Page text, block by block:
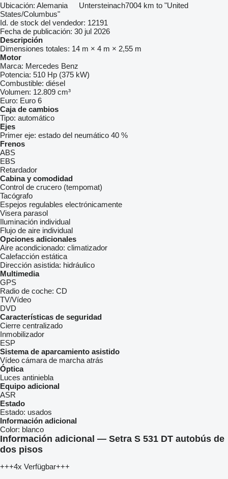
Ubicación: Alemania Untersteinach7004 km to "United
States/Columbus"
Id. de stock del vendedor: 12191
Fecha de publicación: 30 jul 2026
Descripción
Dimensiones totales: 14 m × 4 m × 2,55 m
Motor
Marca: Mercedes Benz
Potencia: 510 Hp (375 kW)
Combustible: diésel
Volumen: 12.809 cm³
Euro: Euro 6
Caja de cambios
Tipo: automático
Ejes
Primer eje: estado del neumático 40 %
Frenos
ABS
EBS
Retardador
Cabina y comodidad
Control de crucero (tempomat)
Tacógrafo
Espejos regulables electrónicamente
Visera parasol
Iluminación individual
Flujo de aire individual
Opciones adicionales
Aire acondicionado: climatizador
Calefacción estática
Dirección asistida: hidráulico
Multimedia
GPS
Radio de coche: CD
TV/Vídeo
DVD
Características de seguridad
Cierre centralizado
Inmobilizador
ESP
Sistema de aparcamiento asistido
Vídeo cámara de marcha atrás
Óptica
Luces antiniebla
Equipo adicional
ASR
Estado
Estado: usados
Información adicional
Color: blanco
Información adicional — Setra S 531 DT autobús de
dos pisos
+++4x Verfügbar+++